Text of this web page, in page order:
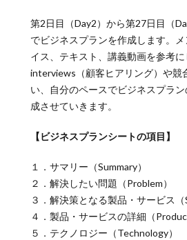
第2日目（Day2）から第27日目（
でビジネスプランを作成します。
イス、テキスト、講義動画を参考
interviews（顧客ヒアリング）や競
い、自分のペースでビジネスプラ
成させていきます。
【ビジネスプランシートの項目】
１．サマリー（Summary）
２．解決したい問題（Problem）
３．解決策となる製品・サービス（
４．製品・サービスの詳細（
５．テクノロジー（Technology）